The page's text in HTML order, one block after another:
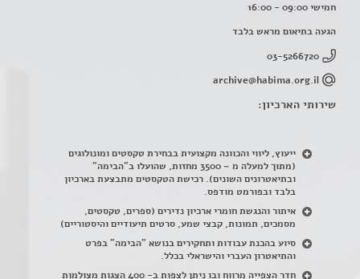
חמישי 09:00 - 16:00
הגעה בתיאום מראש בלבד
03-5266720
archive@habima.org.il
שירותי הארכיון:
ייעוץ, ליווי והכוונה מקצועית בבחירת טקסטים ומונולוגים
(מתוך למעלה מ – 3500 מחזות, שהועלו ב"הבימה"
ובתיאטרונים השונים). רכישת הטקסטים מתבצעת בארכיון
בלבד ובפורמט מודפס.
איתור והנגשת חומרי ארכיון נדירים (ספרים, טקסטים,
מסמכים, תמונות, קבצי שמע, סרטים תיעודיים והיסטוריים)
סיוע בהכנת עבודות ותחקירים בנושא "הבימה" בפרט
והתיאטרון העברי והישראלי בכלל.
חדר הצפייה מרווח ובו ניתן לצפות ב- 400 הצגות מצולמות